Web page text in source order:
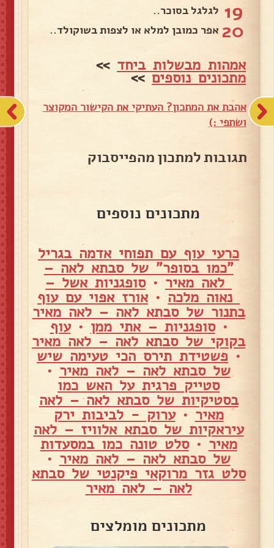
19 לגלגל בסוכר..
20 אפר כמובן למלא או לצפות בשוקולד..
אמהות מבשלות ביחד >>
מתכונים נוספים>>
אהבת את המתכון? העתיקי את הקישור המקוצר
ושתפי :)
תגובות למתכון מהפייסבוק
מתכונים נוספים
כרעי עוף עם תפוחי אדמה בגריל
"כמו בסופר" של סבתא לאה –
לאה מאיר •סופגניות אשל –
נאוה מלכה •אורז אפוי עם עוף
בתנור של סבתא לאה – לאה מאיר
•סופגניות – אתי ממן•עוף
בקוקי של סבתא לאה – לאה מאיר
• פשטידת תירס הכי טעימה שיש
של סבתא לאה – לאה מאיר •
סטייק פרגית על האש כמו
בסטיקיות של סבתא לאה – לאה
מאיר •ערוק - לביבות ירק
עיראקיות של סבתא אלוויז – לאה
מאיר •סלט טונה כמו במסעדות
של סבתא לאה – לאה מאיר •
סלט גזר מרוקאי פיקנטי של סבתא
לאה – לאה מאיר
מתכונים מומלצים